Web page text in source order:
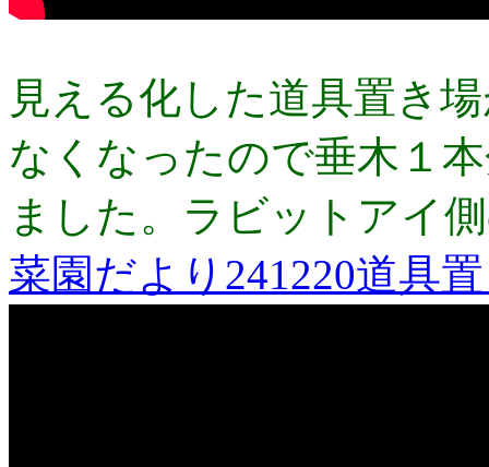
見える化した道具置き
なくなったので垂木１
ました。ラビットアイ
菜園だより241220道具